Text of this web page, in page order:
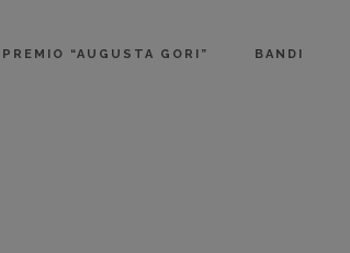
PREMIO “AUGUSTA GORI” BANDI